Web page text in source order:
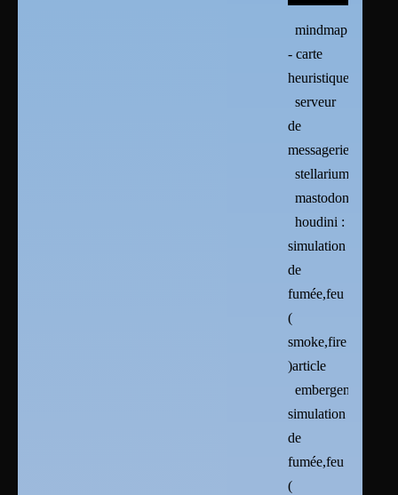
mindmap
- carte
heuristique
serveur
de
messagerie
stellarium
mastodon
houdini :
simulation
de
fumée,feu
(
smoke,fire
)article
embergen :
simulation
de
fumée,feu
(